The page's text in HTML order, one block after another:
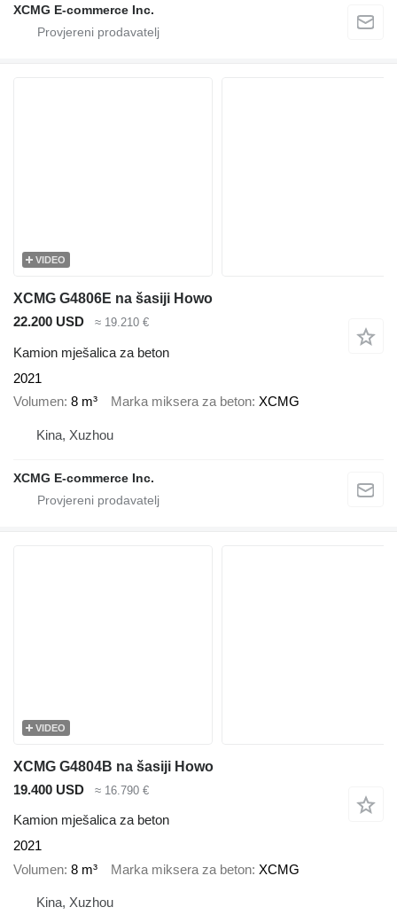
XCMG E-commerce Inc.
VIDEO
XCMG G4806E na šasiji Howo
22.200 USD
≈ 19.210 €
Kamion mješalica za beton
2021
Volumen 8 m³ Marka miksera za beton XCMG
Kina, Xuzhou
XCMG E-commerce Inc.
VIDEO
XCMG G4804B na šasiji Howo
19.400 USD
≈ 16.790 €
Kamion mješalica za beton
2021
Volumen 8 m³ Marka miksera za beton XCMG
Kina, Xuzhou